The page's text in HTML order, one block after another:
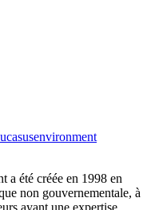
a été créée en 1998 en
non gouvernementale, à
ayant une expertise